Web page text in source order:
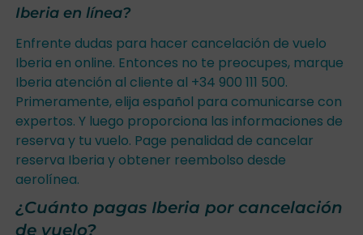
Iberia en línea?
Enfrente dudas para hacer cancelación de vuelo
Iberia en online. Entonces no te preocupes, marque
Iberia atención al cliente al +34 900 111 500.
Primeramente, elija español para comunicarse con
expertos. Y luego proporciona las informaciones de
reserva y tu vuelo. Page penalidad de cancelar
reserva Iberia y obtener reembolso desde
aerolínea.
¿Cuánto pagas Iberia por cancelación
de vuelo?